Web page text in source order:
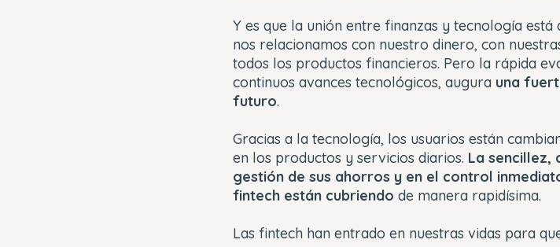
Y es que la unión entre finanzas y tecnología
nos relacionamos con nuestro dinero, con
todos los productos financieros. Pero la rápida
continuos avances tecnológicos, augura una
futuro.
Gracias a la tecnología, los usuarios están
en los productos y servicios diarios. La sencillez,
gestión de sus ahorros y en el control
fintech están cubriendo de manera rapidísima.
Las fintech han entrado en nuestras vidas para